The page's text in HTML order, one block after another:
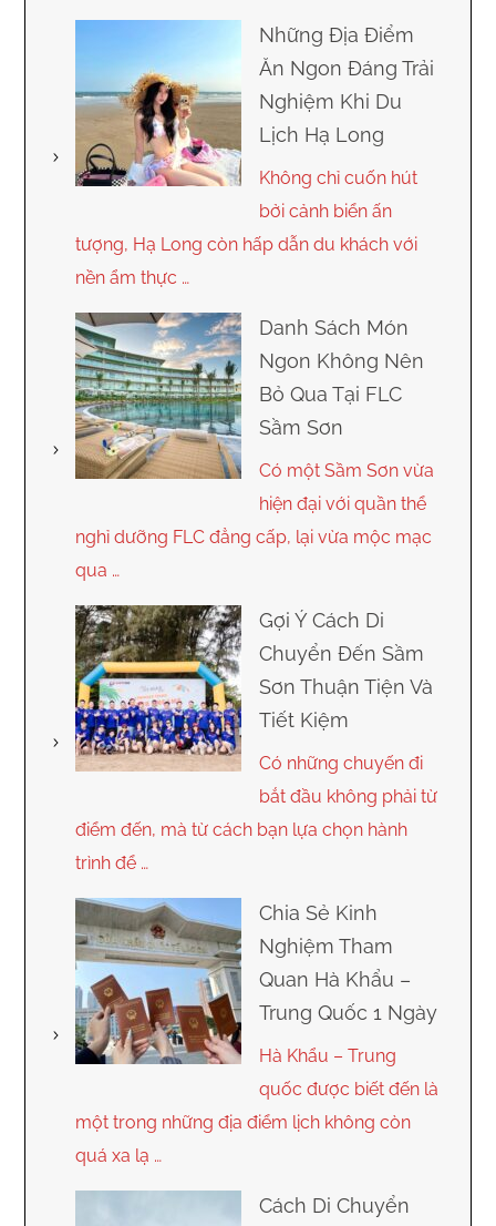
Những Địa Điểm
Ăn Ngon Đáng Trải
Nghiệm Khi Du
Lịch Hạ Long
Không chỉ cuốn hút
bởi cảnh biển ấn
tượng, Hạ Long còn hấp dẫn du khách với
nền ẩm thực …
Danh Sách Món
Ngon Không Nên
Bỏ Qua Tại FLC
Sầm Sơn
Có một Sầm Sơn vừa
hiện đại với quần thể
nghỉ dưỡng FLC đẳng cấp, lại vừa mộc mạc
qua …
Gợi Ý Cách Di
Chuyển Đến Sầm
Sơn Thuận Tiện Và
Tiết Kiệm
Có những chuyến đi
bắt đầu không phải từ
điểm đến, mà từ cách bạn lựa chọn hành
trình để …
Chia Sẻ Kinh
Nghiệm Tham
Quan Hà Khẩu –
Trung Quốc 1 Ngày
Hà Khẩu – Trung
quốc được biết đến là
một trong những địa điểm lịch không còn
quá xa lạ …
Cách Di Chuyển